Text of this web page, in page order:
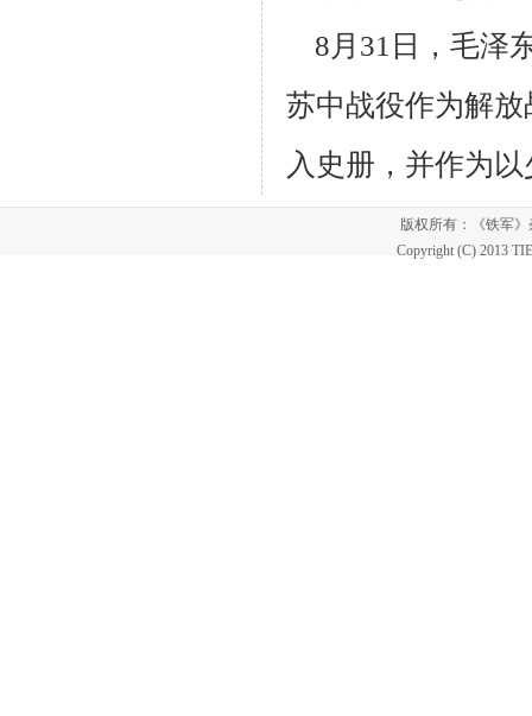
8月31日，毛泽
苏中战役作为解
入史册，并作为以
版权所有：《铁军
Copyright (C) 2013